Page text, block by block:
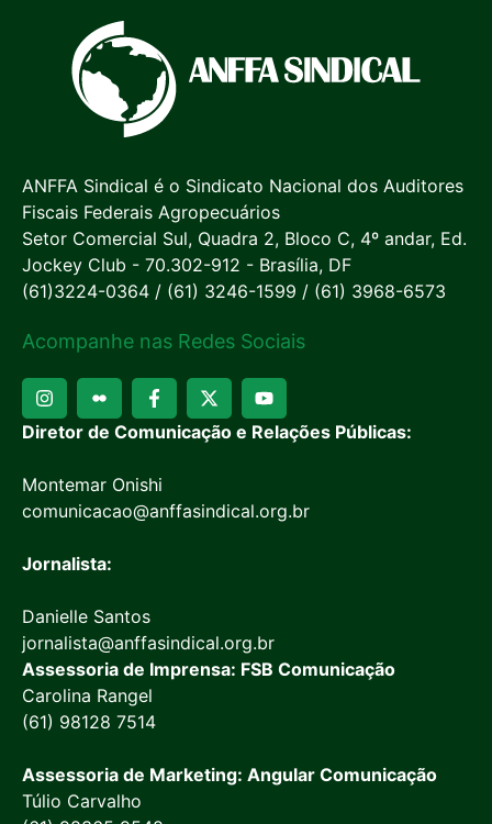
ANFFA Sindical é o Sindicato Nacional dos Auditores
Fiscais Federais Agropecuários
Setor Comercial Sul, Quadra 2, Bloco C, 4º andar, Ed.
Jockey Club - 70.302-912 - Brasília, DF
(61)3224-0364 / (61) 3246-1599 / (61) 3968-6573
Acompanhe nas Redes Sociais
Diretor de Comunicação e Relações Públicas:
Montemar Onishi
comunicacao@anffasindical.org.br
Jornalista:
Danielle Santos
jornalista@anffasindical.org.br
Assessoria de Imprensa: FSB Comunicação
Carolina Rangel
(61) 98128 7514
Assessoria de Marketing: Angular Comunicação
Túlio Carvalho